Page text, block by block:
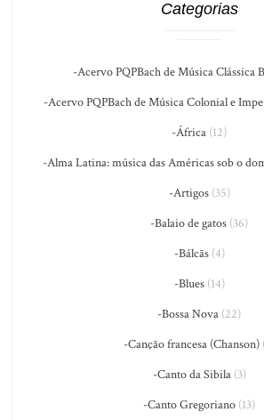
Categorias
-Acervo PQPBach de Música Clássica
-Acervo PQPBach de Música Colonial e
-África (12)
-Alma Latina: música das Américas sob o
-Artigos(35)
-Balaio de gatos (36)
-Bálcãs(4)
-Blues(14)
-Bossa Nova (22)
-Canção francesa (Chanson)
-Canto da Sibila(3)
-Canto Gregoriano (13)